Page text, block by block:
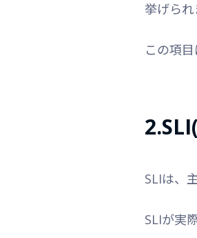
挙げられ
この項
SLIは、
SLIが実